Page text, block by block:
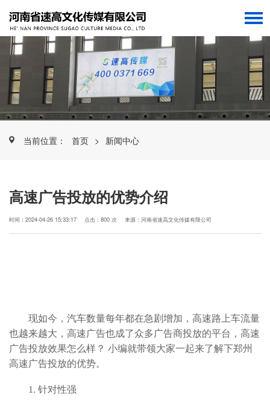
当前位置： 首页 > 新闻中心
高速广告投放的优势介绍
时间：2024-04-26 15:33:17 点击：800 次 来源：河南省速高文化传媒有限公司
现如今，汽车数量每年都在急剧增加，高速路上车流量
也越来越大，高速广告也成了众多广告商投放的平台，高速
广告投放效果怎么样？ 小编就带领大家一起来了解下郑州
高速广告投放的优势。
1. 针对性强